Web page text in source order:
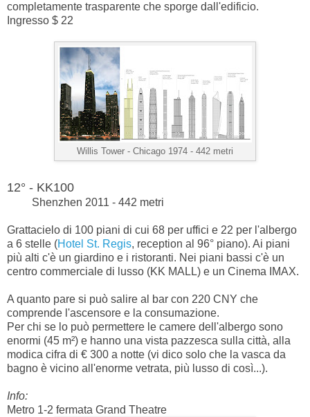
completamente trasparente che sporge dall'edificio.
Ingresso $ 22
Willis Tower - Chicago 1974 - 442 metri
12° - KK100
Shenzhen 2011 - 442 metri
Grattacielo di 100 piani di cui 68 per uffici e 22 per l'albergo
a 6 stelle (Hotel St. Regis, reception al 96° piano). Ai piani
più alti c'è un giardino e i ristoranti. Nei piani bassi c'è un
centro commerciale di lusso (KK MALL) e un Cinema IMAX.
A quanto pare si può salire al bar con 220 CNY che
comprende l'ascensore e la consumazione.
Per chi se lo può permettere le camere dell'albergo sono
enormi (45 m²) e hanno una vista pazzesca sulla città, alla
modica cifra di € 300 a notte (vi dico solo che la vasca da
bagno è vicino all'enorme vetrata, più lusso di così...).
Info:
Metro 1-2 fermata Grand Theatre